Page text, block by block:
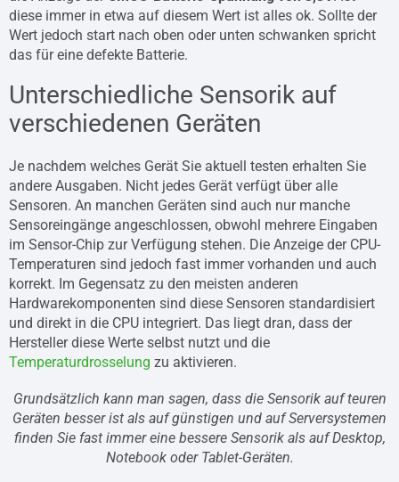
diese immer in etwa auf diesem Wert ist alles ok. Sollte der
Wert jedoch start nach oben oder unten schwanken spricht
das für eine defekte Batterie.
Unterschiedliche Sensorik auf
verschiedenen Geräten
Je nachdem welches Gerät Sie aktuell testen erhalten Sie
andere Ausgaben. Nicht jedes Gerät verfügt über alle
Sensoren. An manchen Geräten sind auch nur manche
Sensoreingänge angeschlossen, obwohl mehrere Eingaben
im Sensor-Chip zur Verfügung stehen. Die Anzeige der CPU-
Temperaturen sind jedoch fast immer vorhanden und auch
korrekt. Im Gegensatz zu den meisten anderen
Hardwarekomponenten sind diese Sensoren standardisiert
und direkt in die CPU integriert. Das liegt dran, dass der
Hersteller diese Werte selbst nutzt und die
Temperaturdrosselung zu aktivieren.
Grundsätzlich kann man sagen, dass die Sensorik auf teuren
Geräten besser ist als auf günstigen und auf Serversystemen
finden Sie fast immer eine bessere Sensorik als auf Desktop,
Notebook oder Tablet-Geräten.